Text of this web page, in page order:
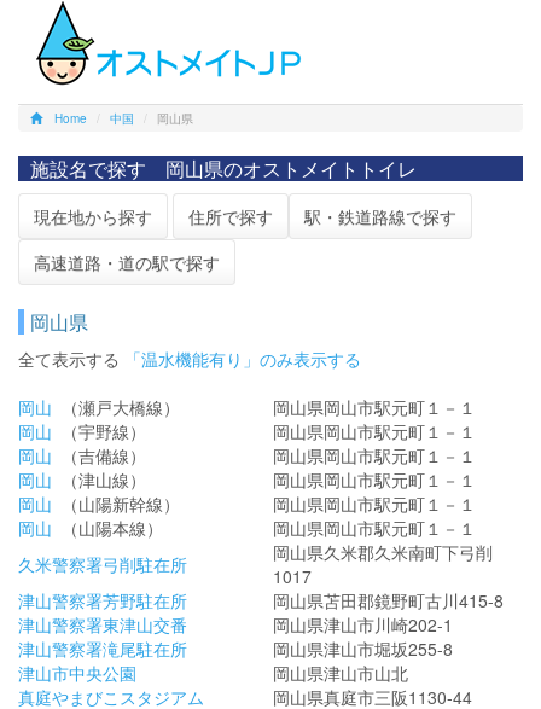
Home 中国 岡山県
施設名で探す 岡山県のオストメイトトイレ
現在地から探す 住所で探す
駅・鉄道路線で探す
高速道路・道の駅で探す
岡山県
全て表示する
「温水機能有り」のみ表示する
岡山 （瀬戸大橋線）
岡山県岡山市駅元町１－１
岡山 （宇野線）
岡山県岡山市駅元町１－１
岡山 （吉備線）
岡山県岡山市駅元町１－１
岡山 （津山線）
岡山県岡山市駅元町１－１
岡山 （山陽新幹線）
岡山県岡山市駅元町１－１
岡山 （山陽本線）
岡山県岡山市駅元町１－１
久米警察署弓削駐在所
岡山県久米郡久米南町下弓削
1017
津山警察署芳野駐在所
岡山県苫田郡鏡野町古川415-8
津山警察署東津山交番
岡山県津山市川崎202-1
津山警察署滝尾駐在所
岡山県津山市堀坂255-8
津山市中央公園
岡山県津山市山北
真庭やまびこスタジアム
岡山県真庭市三阪1130-44